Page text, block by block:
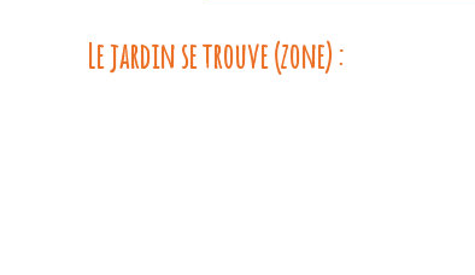
Le jardin se trouve (zone) :